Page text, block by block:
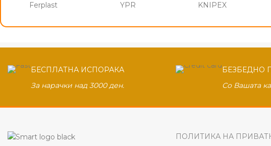
Ferplast YPR KNIPEX
БЕСПЛАТНА ИСПОРАКА
За нарачки над 3000 ден.
БЕЗБЕДНО
Со Вашата
ПОЛИТИКА НА